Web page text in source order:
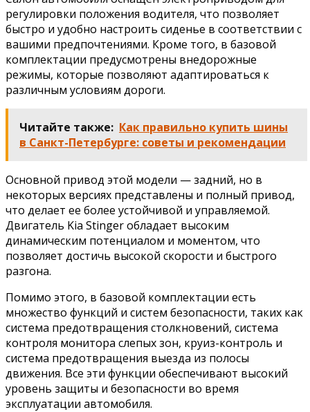
регулировки положения водителя, что позволяет
быстро и удобно настроить сиденье в соответствии с
вашими предпочтениями. Кроме того, в базовой
комплектации предусмотрены внедорожные
режимы, которые позволяют адаптироваться к
различным условиям дороги.
Читайте также: Как правильно купить шины
в Санкт-Петербурге: советы и рекомендации
Основной привод этой модели — задний, но в
некоторых версиях представлены и полный привод,
что делает ее более устойчивой и управляемой.
Двигатель Kia Stinger обладает высоким
динамическим потенциалом и моментом, что
позволяет достичь высокой скорости и быстрого
разгона.
Помимо этого, в базовой комплектации есть
множество функций и систем безопасности, таких как
система предотвращения столкновений, система
контроля монитора слепых зон, круиз-контроль и
система предотвращения выезда из полосы
движения. Все эти функции обеспечивают высокий
уровень защиты и безопасности во время
эксплуатации автомобиля.